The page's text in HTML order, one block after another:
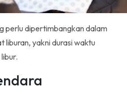
perlu dipertimbangkan dalam
liburan, yakni durasi waktu